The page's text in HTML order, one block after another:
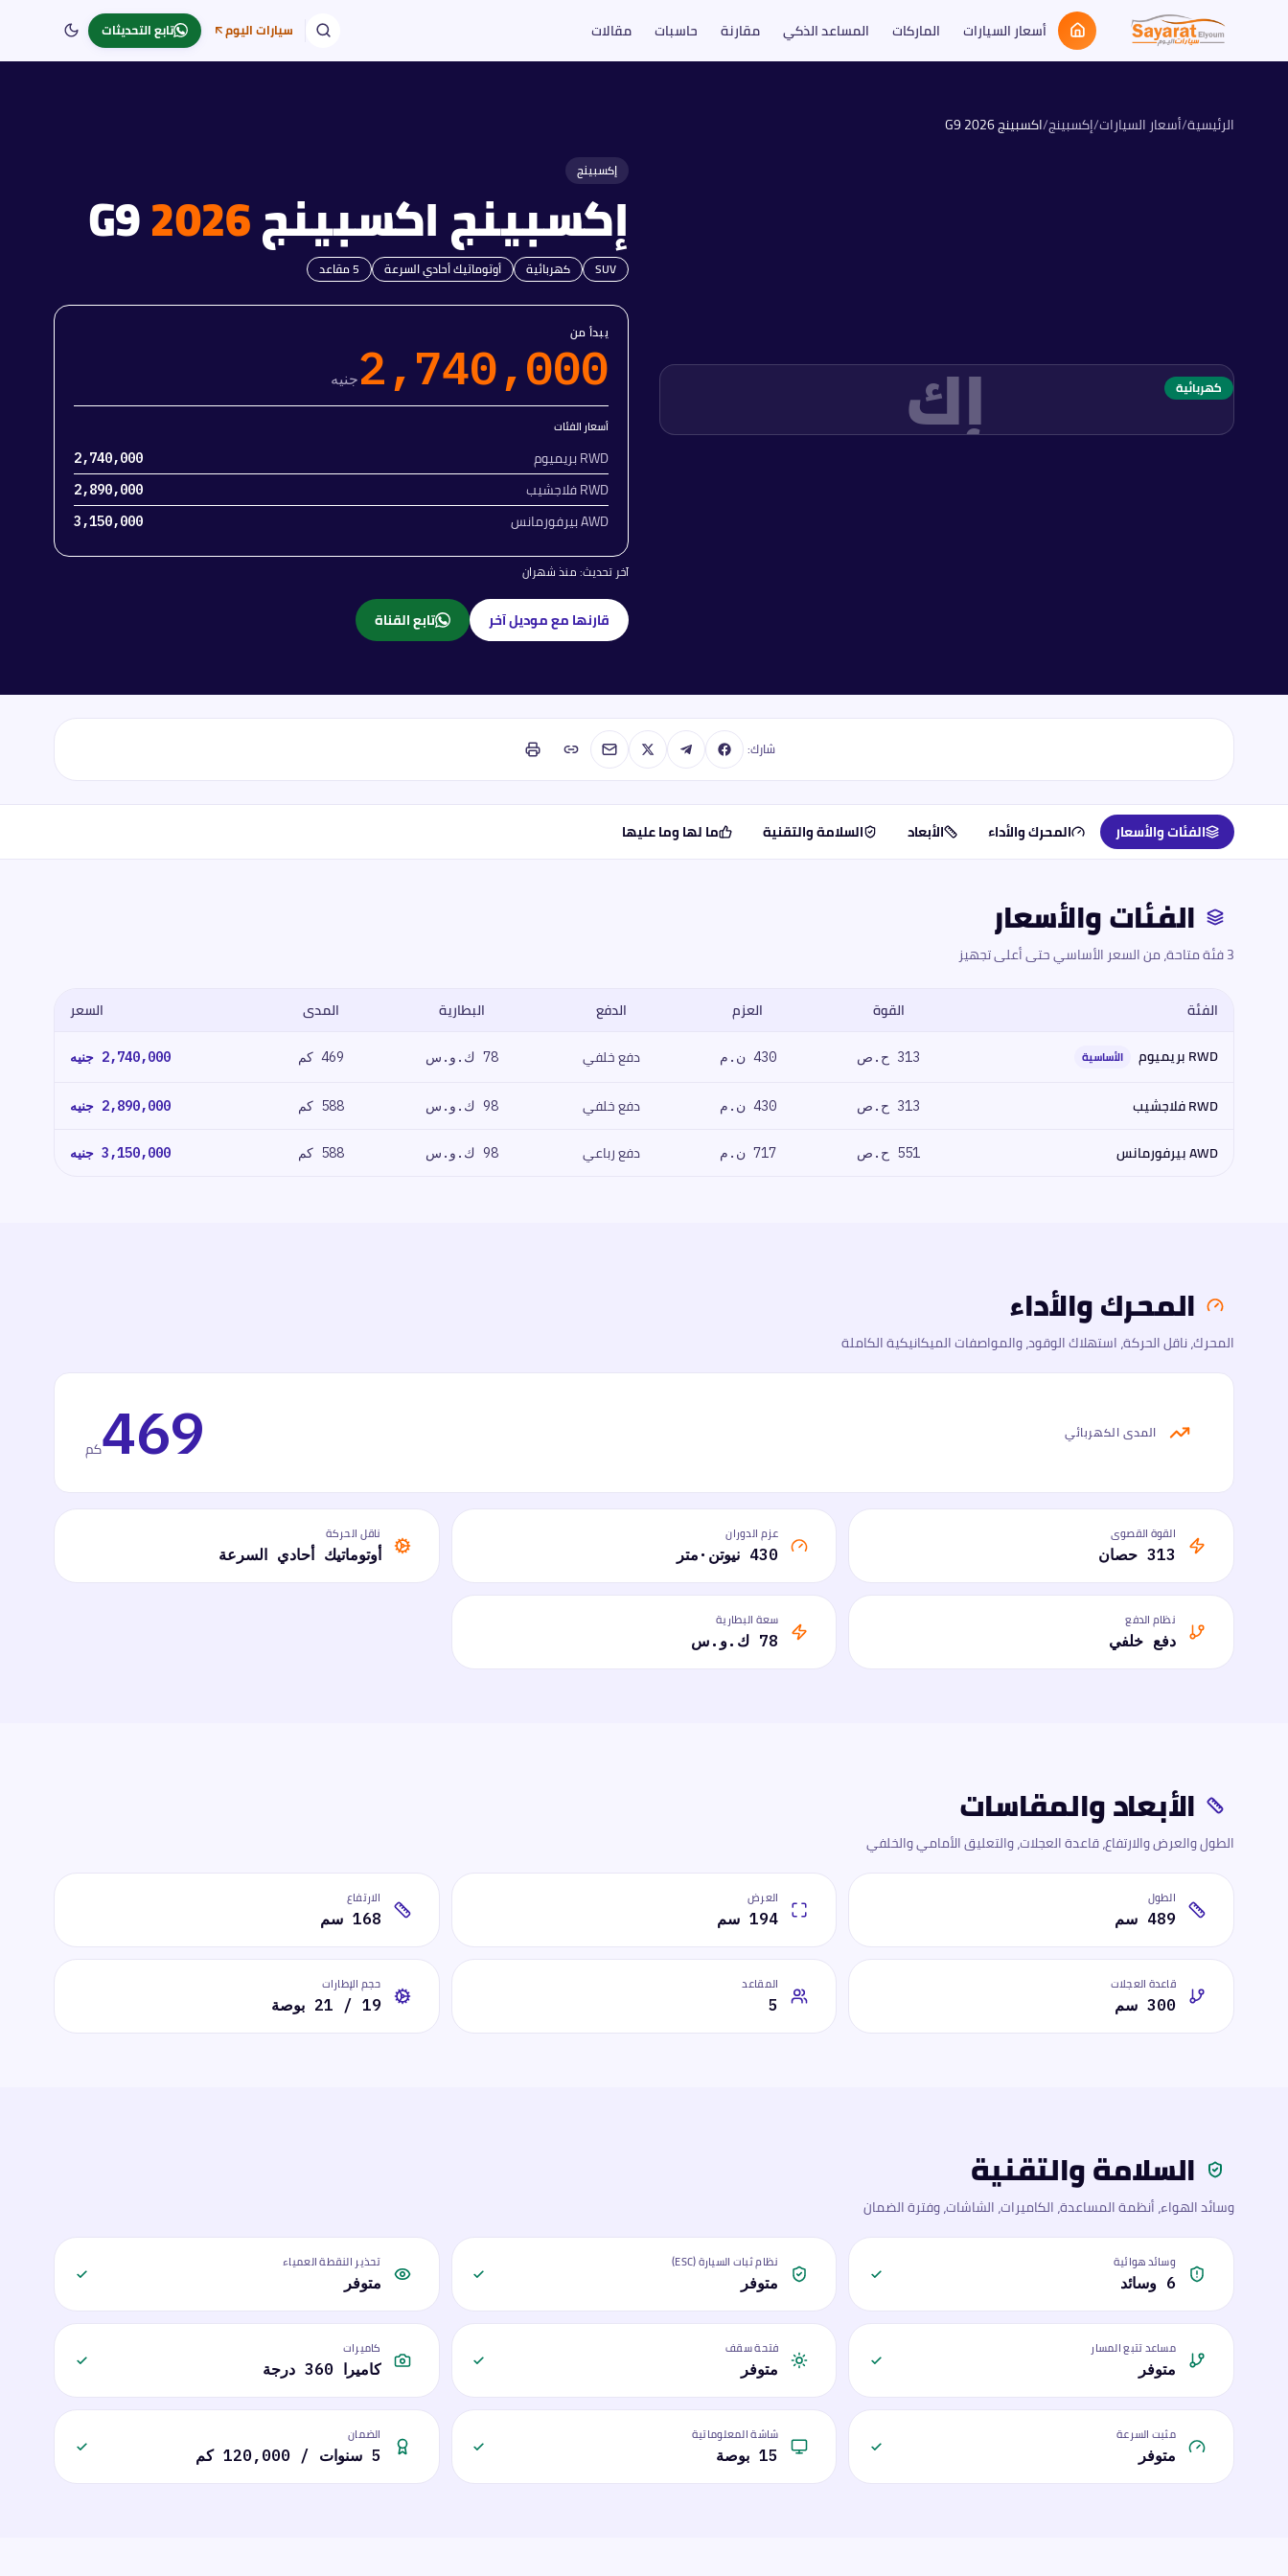
أسعار السيارات الماركات المساعد الذكي مقارنة حاسبات مقالات سيارات اليوم تابع التحديثات
الرئيسية/أسعار السيارات/إكسبينج/اكسبينج G92026
كهربائية إك
إكسبينج
إكسبينجاكسبينج G92026
SUV كهربائية أوتوماتيك أحادي السرعة 5مقاعد
يبدأ من
2,740,000جنيه
أسعار الفئات
RWD بريميوم 2,740,000
RWD فلاجشيب 2,890,000
AWD بيرفورمانس 3,150,000
آخر تحديث:منذ شهران
قارنها مع موديل آخر تابع القناة
شارك:
الفئات والأسعار المحرك والأداء الأبعاد السلامة والتقنية ما لها وما عليها
الفئات والأسعار
3 فئة متاحة، من السعر الأساسي حتى أعلى تجهيز
الفئة القوة العزم الدفع البطارية المدى
السعر
RWD بريميوم
الأساسية 313 ح.ص 430 ن.م دفع خلفي 78 ك.و.س 469 كم 2,740,000 جنيه
RWD فلاجشيب 313 ح.ص 430 ن.م دفع خلفي 98 ك.و.س 588 كم 2,890,000 جنيه
AWD بيرفورمانس 551 ح.ص 717 ن.م دفع رباعي 98 ك.و.س 588 كم 3,150,000 جنيه
المحرك والأداء
المحرك، ناقل الحركة، استهلاك الوقود، والمواصفات الميكانيكية الكاملة
المدى الكهربائي 469كم
القوة القصوى
313 حصان
عزم الدوران
430 نيوتن·متر
ناقل الحركة
أوتوماتيك أحادي السرعة
نظام الدفع
دفع خلفي
سعة البطارية
78 ك.و.س
الأبعاد والمقاسات
الطول والعرض والارتفاع، قاعدة العجلات، والتعليق الأمامي والخلفي
الطول
489 سم
العرض
194 سم
الارتفاع
168 سم
قاعدة العجلات
300 سم
المقاعد
5
حجم الإطارات
19 / 21 بوصة
السلامة والتقنية
وسائد الهواء، أنظمة المساعدة، الكاميرات، الشاشات، وفترة الضمان
وسائد هوائية
6 وسائد
نظام ثبات السيارة (ESC)
متوفر
تحذير النقطة العمياء
متوفر
مساعد تتبع المسار
متوفر
فتحة سقف
متوفر
كاميرات
كاميرا 360 درجة
مثبت السرعة
متوفر
شاشة المعلوماتية
15 بوصة
الضمان
5 سنوات / 120,000 كم